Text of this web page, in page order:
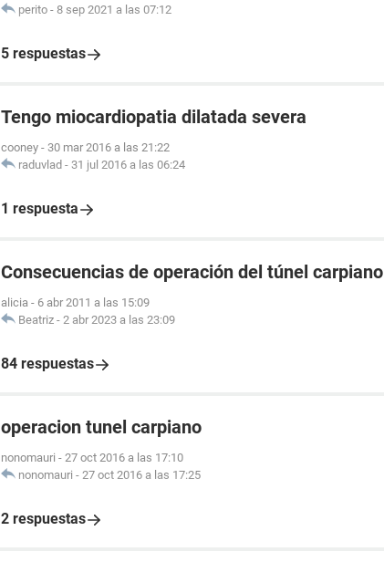
perito - 8 sep 2021 a las 07:12
5 respuestas
Tengo miocardiopatia dilatada severa
cooney - 30 mar 2016 a las 21:22
raduvlad - 31 jul 2016 a las 06:24
1 respuesta
Consecuencias de operación del túnel carpiano
alicia - 6 abr 2011 a las 15:09
Beatriz - 2 abr 2023 a las 23:09
84 respuestas
operacion tunel carpiano
nonomauri - 27 oct 2016 a las 17:10
nonomauri - 27 oct 2016 a las 17:25
2 respuestas